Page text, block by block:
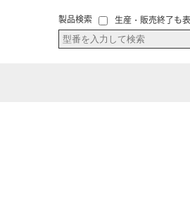
生産・販売終了も
製品検索